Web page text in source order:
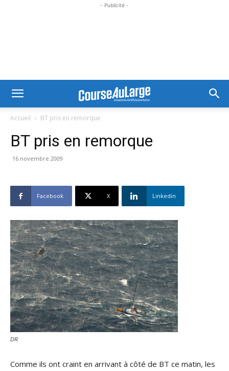
- Publicité -
Accueil BT pris en remorque
BT pris en remorque
16 novembre 2009
Facebook X Linkedin
DR
Comme ils ont craint en arrivant à côté de BT ce matin, les